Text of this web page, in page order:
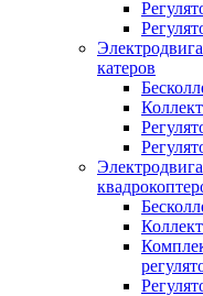
катеров